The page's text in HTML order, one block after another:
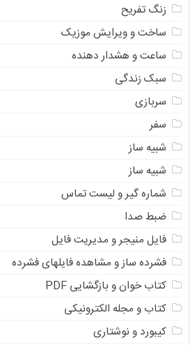
زنگ تفریح
ساخت و ویرایش موزیک
ساعت و هشدار دهنده
سبک زندگی
سربازی
سفر
شبیه ساز
شبیه ساز
شماره گیر و لیست تماس
ضبط صدا
فایل منیجر و مدیریت فایل
فشرده ساز و مشاهده فایلهای فشرده
کتاب خوان و بازگشایی PDF
کتاب و مجله الکترونیکی
کیبورد و نوشتاری